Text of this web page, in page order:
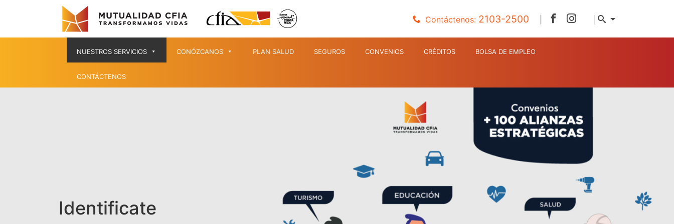
Contáctenos: 2103-2500 |
NUESTROS SERVICIOS CONÓZCANOS PLAN SALUD SEGUROS CONVENIOS CRÉDITOS BOLSA DE EMPLEO
CONTÁCTENOS
Identificate